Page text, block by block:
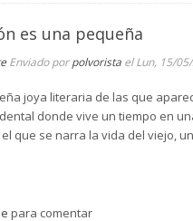
es una pequeña
Enviado porpolvorista el Lun, 15/
joya literaria de las que
donde vive un tiempo en
que se narra la vida del viejo,
para comentar